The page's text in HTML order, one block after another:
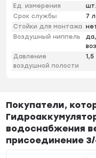
Ед. измерения
шт.
Срок службы
7
Стойки для монтажа
Воздушный ниппель
Давление
воздушной полости
1,5
Покупатели,
водоснабжения
присоединение